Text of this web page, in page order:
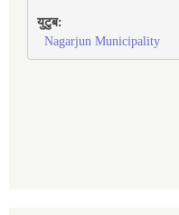
युटुब:
Nagarjun Municipality